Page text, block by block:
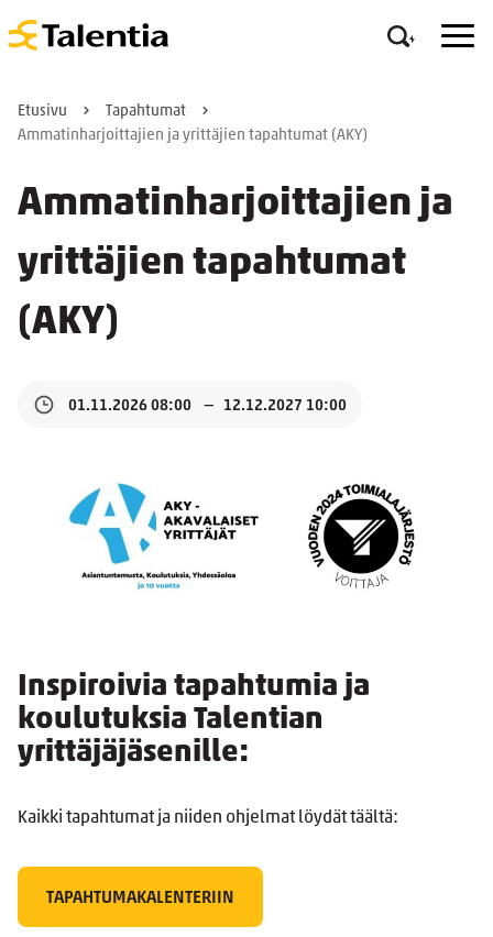
Etusivu
Tapahtumat
Ammatinharjoittajien ja yrittäjien tapahtumat (AKY)
Ammatinharjoittajien ja
yrittäjien tapahtumat
(AKY)
01.11.2026 08:00 12.12.2027 10:00
Inspiroivia tapahtumia ja
koulutuksia Talentian
yrittäjäjäsenille:
Kaikki tapahtumat ja niiden ohjelmat löydät täältä:
TAPAHTUMAKALENTERIIN